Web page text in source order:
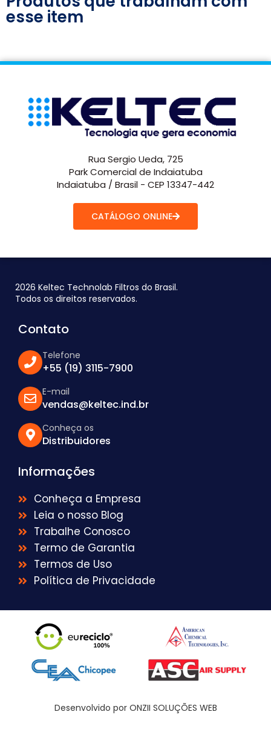
esse item
Rua Sergio Ueda, 725
Park Comercial de Indaiatuba
Indaiatuba / Brasil - CEP 13347-442
CATÁLOGO ONLINE
2026 Keltec Technolab Filtros do Brasil.
Todos os direitos reservados.
Contato
Telefone
+55 (19) 3115-7900
E-mail
vendas@keltec.ind.br
Conheça os
Distribuidores
Informações
Conheça a Empresa
Leia o nosso Blog
Trabalhe Conosco
Termo de Garantia
Termos de Uso
Política de Privacidade
Desenvolvido por ONZII SOLUÇÕES WEB